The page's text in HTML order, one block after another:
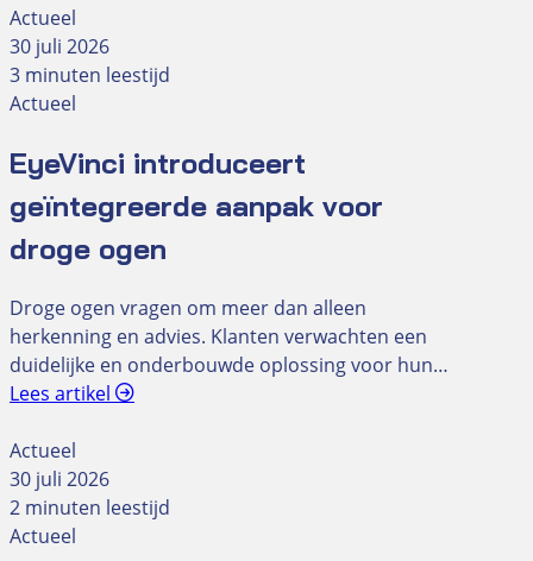
Actueel
30 juli 2026
3 minuten leestijd
Actueel
EyeVinci introduceert
geïntegreerde aanpak voor
droge ogen
Droge ogen vragen om meer dan alleen
herkenning en advies. Klanten verwachten een
duidelijke en onderbouwde oplossing voor hun…
Lees artikel
Actueel
30 juli 2026
2 minuten leestijd
Actueel